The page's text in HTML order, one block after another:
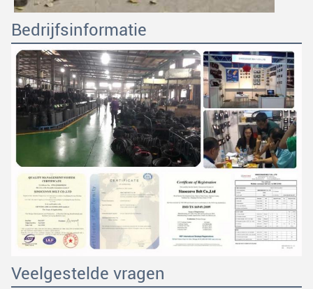
Bedrijfsinformatie
Veelgestelde vragen